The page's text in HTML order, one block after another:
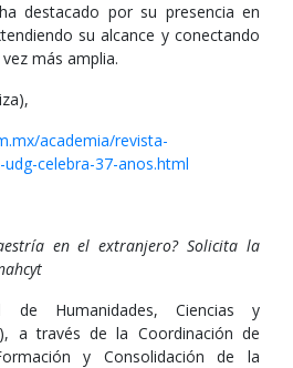
destacado por su presencia en
su alcance y conectando
más amplia.
academia/revista-
celebra-37-anos.html
en el extranjero? Solicita la
de Humanidades, Ciencias y
a través de la Coordinación de
y Consolidación de la